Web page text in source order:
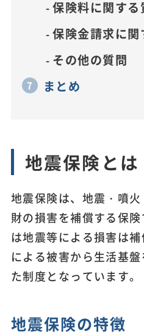
保険料に関する
保険金請求に関
その他の質問
まとめ
地震保険とは
地震保険は、地震・噴
財の損害を補償する保
は地震等による損害は
による被害から生活基
た制度となっています。
地震保険の特徴